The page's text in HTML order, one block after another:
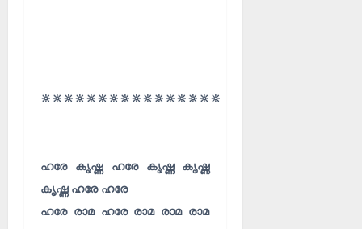
🔆🔆🔆🔆🔆🔆🔆🔆🔆🔆🔆🔆🔆🔆🔆🔆
ഹരേ കൃഷ്ണ ഹരേ കൃഷ്ണ കൃഷ്ണ
കൃഷ്ണ ഹരേ ഹരേ
ഹരേ രാമ ഹരേ രാമ രാമ രാമ